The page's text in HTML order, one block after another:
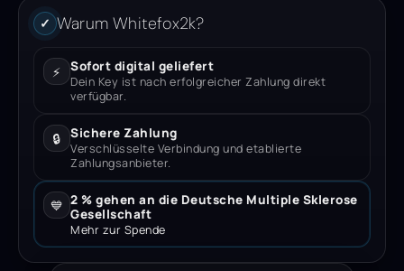
✓ Warum Whitefox2k?
⚡ Sofort digital geliefert
Dein Key ist nach erfolgreicher Zahlung direkt
verfügbar.
🔒 Sichere Zahlung
Verschlüsselte Verbindung und etablierte
Zahlungsanbieter.
💙 2 % gehen an die Deutsche Multiple Sklerose
Gesellschaft
Mehr zur Spende